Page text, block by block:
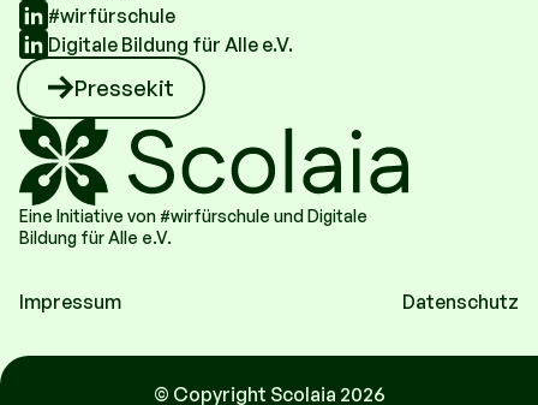
Eine Initiative von #wirfürschule und Digitale
Bildung für Alle e.V.
#wirfürschule
Digitale Bildung für Alle e.V.
Pressekit
Impressum Datenschutz
© Copyright Scolaia 2026